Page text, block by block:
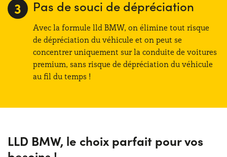
Pas de souci de dépréciation
Avec la formule lld BMW, on élimine tout risque
de dépréciation du véhicule et on peut se
concentrer uniquement sur la conduite de voitures
premium, sans risque de dépréciation du véhicule
au fil du temps !
LLD BMW, le choix parfait pour vos